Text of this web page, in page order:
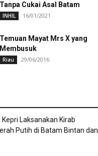
Tanpa Cukai Asal Batam
INHIL 16/01/2021
Temuan Mayat Mrs X yang
Membusuk
Riau 29/06/2016
Laksanakan Kirab
Putih di Batam Bintan dan